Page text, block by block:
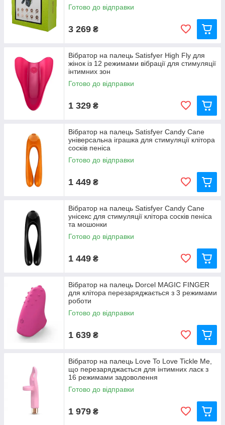
легко надягати вібратор на палець та контролювати
його рухи. Це робить іграшку максимально природною
та зручною у використанні.
такі як клітор, соски, промежину та інші ерогенні точки.
Потужні вібрації
Незважаючи на невеликий розмір, вібратори на палець
оснащені потужними двигунами з кількома режимами
вібрації, які можна легко перемикати.
Безпечні матеріали
гіпоалергенного пластику, що гарантує безпеку та
комфорт.
Водонепроникність
Багато моделей підходять для використання у ванній
або душі, що робить їх більш універсальними.
Легко
надягаютьна палець і підходять для будь-
якого рівня підготовки.
Компактність:Ідеальний вибір для тих, хто шукає
непомітний та портативний варіант.
Багатофункціональність :
Підходять для стимуляції
Легкість догляду:Простий догляд та швидке
очищення завдяки водонепроникному дизайну.
Доступна ціна:
якості.
Кому підійдуть вібратори на палець?
Початківцям:Відмінний вибір для першого
знайомства з інтимними іграшками.
Парам:
Ідеальні для спільних ігор та додавання
нових емоцій у стосунки.
стимуляції та нових експериментів.
Готово до відправки
3 269 ₴
Вібратор на палець Satisfyer High Fly для
жінок із 12 режимами вібрації для стимуляції
інтимних зон
Готово до відправки
1 329 ₴
Вібратор на палець Satisfyer Candy Cane
універсальна іграшка для стимуляції клітора
сосків пеніса
Готово до відправки
1 449 ₴
Вібратор на палець Satisfyer Candy Cane
унісекс для стимуляції клітора сосків пеніса
та мошонки
Готово до відправки
1 449 ₴
Вібратор на палець Dorcel MAGIC FINGER
для клітора перезаряджається з 3 режимами
роботи
Готово до відправки
1 639 ₴
Вібратор на палець Love To Love Tickle Me,
що перезаряджається для інтимних ласк з
16 режимами задоволення
Готово до відправки
1 979 ₴